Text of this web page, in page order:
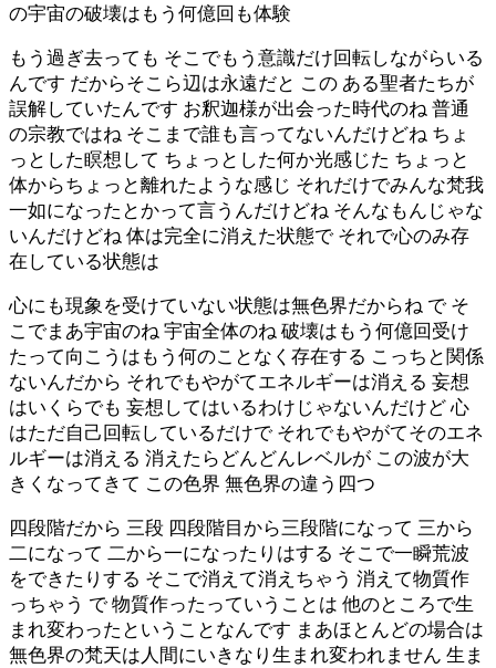
の宇宙の破壊はもう何億回も体験
もう過ぎ去っても そこでもう意識だけ回転しながらいる
んです だからそこら辺は永遠だと この ある聖者たちが
誤解していたんです お釈迦様が出会った時代のね 普通
の宗教ではね そこまで誰も言ってないんだけどね ちょ
っとした瞑想して ちょっとした何か光感じた ちょっと
体からちょっと離れたような感じ それだけでみんな梵我
一如になったとかって言うんだけどね そんなもんじゃな
いんだけどね 体は完全に消えた状態で それで心のみ存
在している状態は
心にも現象を受けていない状態は無色界だからね で そ
こでまあ宇宙のね 宇宙全体のね 破壊はもう何億回受け
たって向こうはもう何のことなく存在する こっちと関係
ないんだから それでもやがてエネルギーは消える 妄想
はいくらでも 妄想してはいるわけじゃないんだけど 心
はただ自己回転しているだけで それでもやがてそのエネ
ルギーは消える 消えたらどんどんレベルが この波が大
きくなってきて この色界 無色界の違う四つ
四段階だから 三段 四段階目から三段階になって 三から
二になって 二から一になったりはする そこで一瞬荒波
をできたりする そこで消えて消えちゃう 消えて物質作
っちゃう で 物質作ったっていうことは 他のところで生
まれ変わったということなんです まあほとんどの場合は
無色界の梵天は人間にいきなり生まれ変われません 生ま